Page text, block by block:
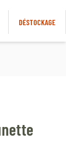
DÉSTOCKAGE